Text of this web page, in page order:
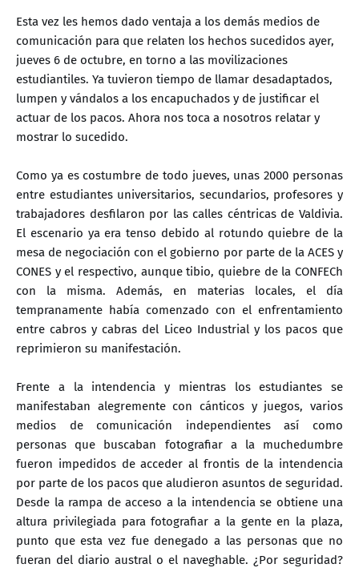
Esta vez les hemos dado ventaja a los demás medios de
comunicación para que relaten los hechos sucedidos ayer,
jueves 6 de octubre, en torno a las movilizaciones
estudiantiles. Ya tuvieron tiempo de llamar desadaptados,
lumpen y vándalos a los encapuchados y de justificar el
actuar de los pacos. Ahora nos toca a nosotros relatar y
mostrar lo sucedido.
Como ya es costumbre de todo jueves, unas 2000 personas
entre estudiantes universitarios, secundarios, profesores y
trabajadores desfilaron por las calles céntricas de Valdivia.
El escenario ya era tenso debido al rotundo quiebre de la
mesa de negociación con el gobierno por parte de la ACES y
CONES y el respectivo, aunque tibio, quiebre de la CONFECh
con la misma. Además, en materias locales, el día
tempranamente había comenzado con el enfrentamiento
entre cabros y cabras del Liceo Industrial y los pacos que
reprimieron su manifestación.
Frente a la intendencia y mientras los estudiantes se
manifestaban alegremente con cánticos y juegos, varios
medios de comunicación independientes así como
personas que buscaban fotografiar a la muchedumbre
fueron impedidos de acceder al frontis de la intendencia
por parte de los pacos que aludieron asuntos de seguridad.
Desde la rampa de acceso a la intendencia se obtiene una
altura privilegiada para fotografiar a la gente en la plaza,
punto que esta vez fue denegado a las personas que no
fueran del diario austral o el naveghable. ¿Por seguridad?